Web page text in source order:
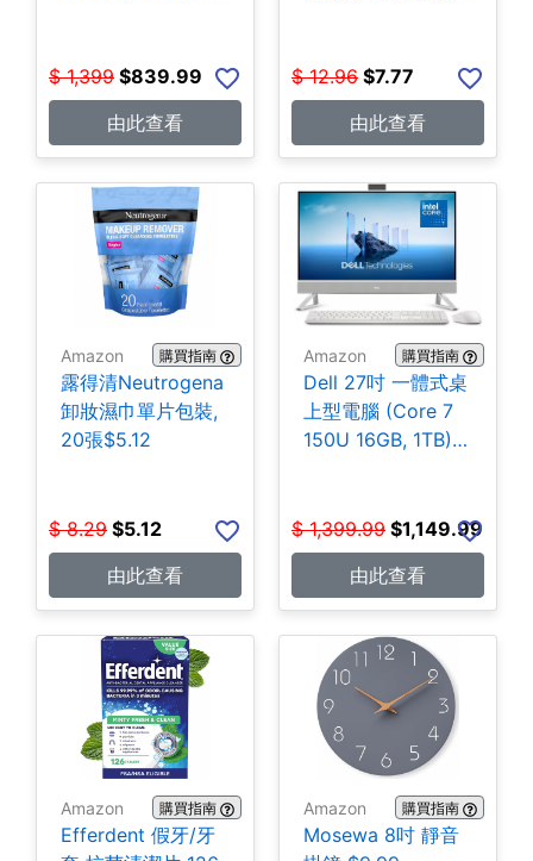
$ 1,399 $839.99
由此查看
$ 12.96 $7.77
由此查看
Amazon 購買指南
露得清Neutrogena
卸妝濕巾單片包裝,
20張$5.12
$ 8.29 $5.12
由此查看
Amazon 購買指南
Dell 27吋 一體式桌
上型電腦 (Core 7
150U 16GB, 1TB)
$ 1,399.99 $1,149.99
由此查看
Amazon 購買指南
Efferdent 假牙/牙
Amazon 購買指南
Mosewa 8吋 靜音